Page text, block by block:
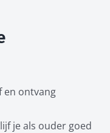
en ontvang
je als ouder goed